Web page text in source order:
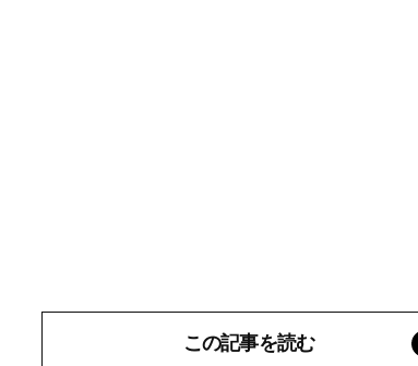
この記事を読む